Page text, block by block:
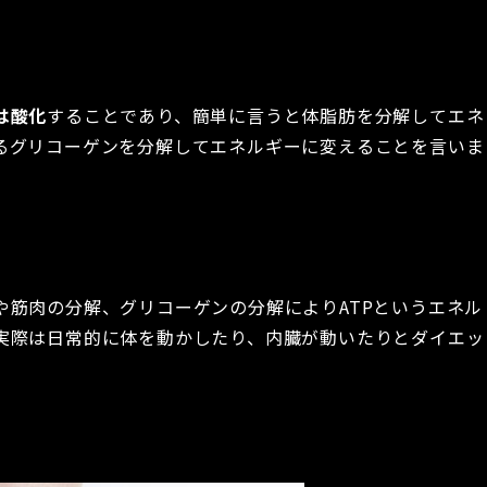
酸化することであり、簡単に言うと体脂肪を分解してエネ
リコーゲンを分解してエネルギーに変えることを言いま
肉の分解、グリコーゲンの分解によりATPというエネル
は日常的に体を動かしたり、内臓が動いたりとダイエッ